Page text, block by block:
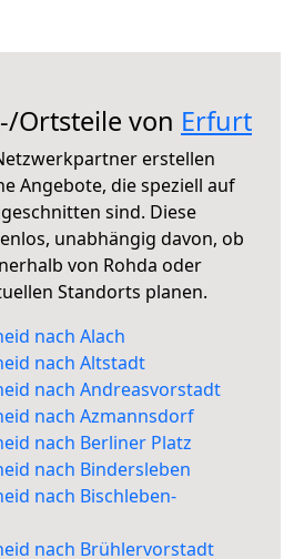
Ortsteile von Erfurt
erstellen
Angebote, die speziell auf
sind. Diese
unabhängig davon, ob
von Rohda oder
Standorts planen.
nach Alach
nach Altstadt
nach Andreasvorstadt
nach Azmannsdorf
nach Berliner Platz
nach Bindersleben
nach Bischleben-
nach Brühlervorstadt